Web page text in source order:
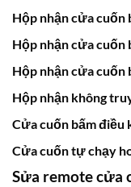
Hộp nhận cửa cuốn
Hộp nhận cửa cuốn
Hộp nhận cửa cuốn
Hộp nhận không
Cửa cuốn bấm điều
Cửa cuốn tự chạy
Sửa remote cửa